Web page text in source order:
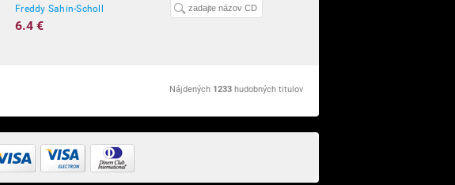
Freddy Sahin-Scholl
6.4 €
Nájdených 1233 hudobných titulov